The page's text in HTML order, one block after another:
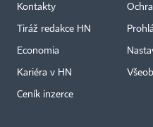
Kontakty
Tiráž redakce HN
Economia
Kariéra v HN
Ceník inzerce